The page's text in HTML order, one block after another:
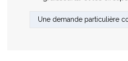
Une demande particulière